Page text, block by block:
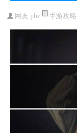
网友:phz 手游攻略